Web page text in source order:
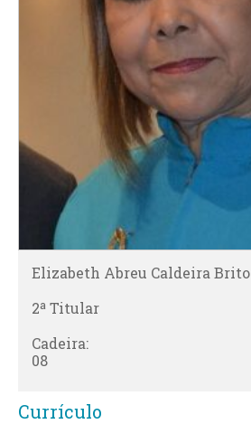
Elizabeth Abreu Caldeira Brito
2ª Titular
Cadeira:
08
Currículo